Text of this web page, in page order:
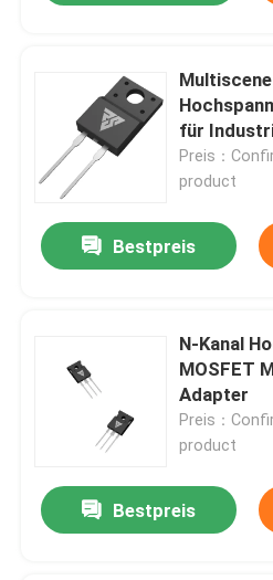
für
Preis：
product
Bestpreis
N-Kanal
MOSFET
Adapter
Preis：
product
Bestpreis